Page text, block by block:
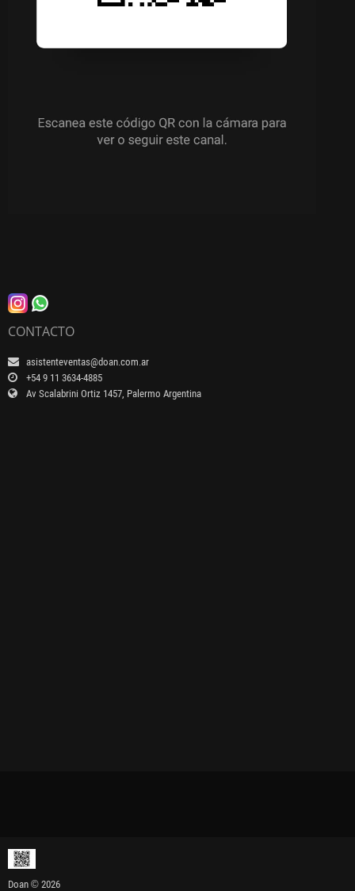
CONTACTO
asistenteventas@doan.com.ar
+54 9 11 3634-4885
Av Scalabrini Ortiz 1457, Palermo Argentina
Doan © 2026